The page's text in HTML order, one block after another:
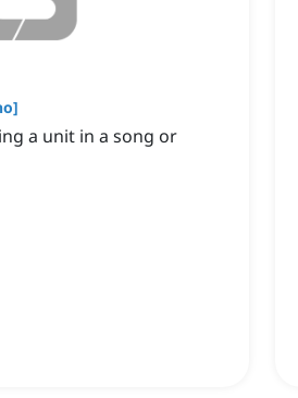
]
a unit in a song or